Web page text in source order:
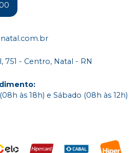
751 - Centro, Natal - RN
:
às 18h) e Sábado (08h às 12h)